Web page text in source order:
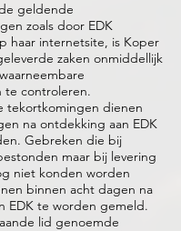
geldende
zoals door EDK
haar internetsite, is Koper
zaken onmiddellijk
te controleren.
tekortkomingen dienen
na ontdekking aan EDK
Gebreken die bij
maar bij levering
niet konden worden
binnen acht dagen na
EDK te worden gemeld.
lid genoemde